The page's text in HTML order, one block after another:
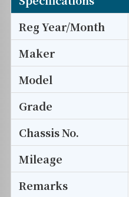
Reg Year/Month
Maker
Model
Grade
Chassis No.
Mileage
Remarks